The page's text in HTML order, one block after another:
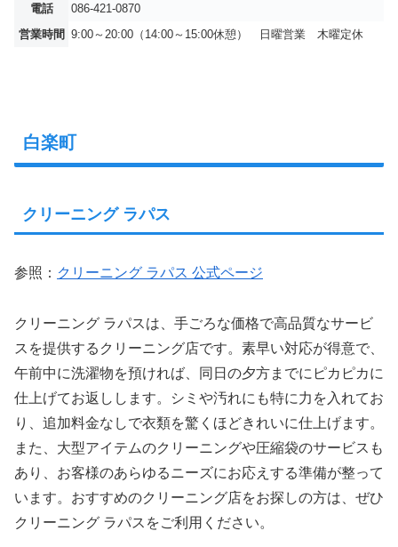
電話
086-421-0870
営業時間 9:00～20:00（14:00～15:00休憩） 日曜営業 木曜定休
白楽町
クリーニング ラパス
参照： クリーニング ラパス 公式ページ
クリーニング ラパスは、手ごろな価格で高品質なサービ
スを提供するクリーニング店です。素早い対応が得意で、
午前中に洗濯物を預ければ、同日の夕方までにピカピカに
仕上げてお返しします。シミや汚れにも特に力を入れてお
り、追加料金なしで衣類を驚くほどきれいに仕上げます。
また、大型アイテムのクリーニングや圧縮袋のサービスも
あり、お客様のあらゆるニーズにお応えする準備が整って
います。おすすめのクリーニング店をお探しの方は、ぜひ
クリーニング ラパスをご利用ください。